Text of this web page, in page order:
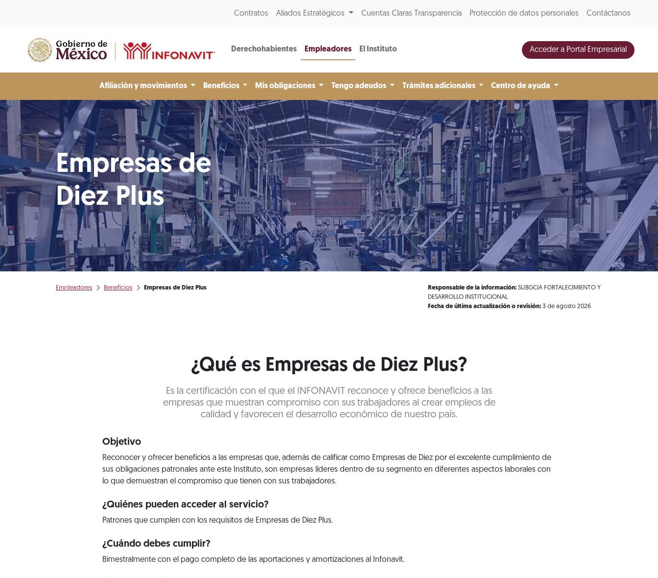
Contratos Aliados Estratégicos Cuentas Claras Transparencia Protección de datos personales Contáctanos
Derechohabientes Empleadores El Instituto Acceder a Portal Empresarial
Afiliación y movimientos Beneficios Mis obligaciones Tengo adeudos Trámites adicionales Centro de ayuda
Empresas de
Diez Plus
Empleadores Beneficios Empresas de Diez Plus Responsable de la información: SUBGCIA FORTALECIMIENTO Y
DESARROLLO INSTITUCIONAL
Fecha de última actualización o revisión: 3 de agosto 2026
¿Qué es Empresas de Diez Plus?
Es la certificación con el que el INFONAVIT reconoce y ofrece beneficios a las
empresas que muestran compromiso con sus trabajadores al crear empleos de
calidad y favorecen el desarrollo económico de nuestro país.
Objetivo
Reconocer y ofrecer beneficios a las empresas que, además de calificar como Empresas de Diez por el excelente cumplimiento de
sus obligaciones patronales ante este Instituto, son empresas líderes dentro de su segmento en diferentes aspectos laborales con
lo que demuestran el compromiso que tienen con sus trabajadores.
¿Quiénes pueden acceder al servicio?
Patrones que cumplen con los requisitos de Empresas de Diez Plus.
¿Cuándo debes cumplir?
Bimestralmente con el pago completo de las aportaciones y amortizaciones al Infonavit.